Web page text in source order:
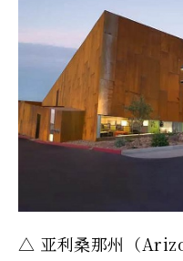
△ 亚利桑那州（